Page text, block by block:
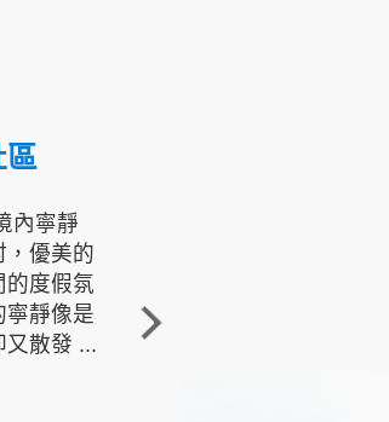
區
內寧靜
，優美的
的度假氛
寧靜像是
又散發 ...
角的端點，冬季海浪拍打
著礁岸，旺盛的侵蝕作